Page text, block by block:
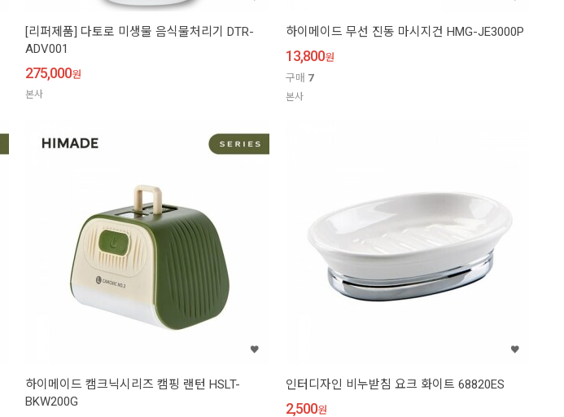
[리퍼제품] 다토로 미생물 음식물처리기 DTR-
ADV001
275,000원
본사
하이메이드 무선 진동 마시지건 HMG-JE3000P
13,800원
구매 7
본사
하이메이드 캠크닉시리즈 캠핑 랜턴 HSLT-
BKW200G
인터디자인 비누받침 요크 화이트 68820ES
2,500원